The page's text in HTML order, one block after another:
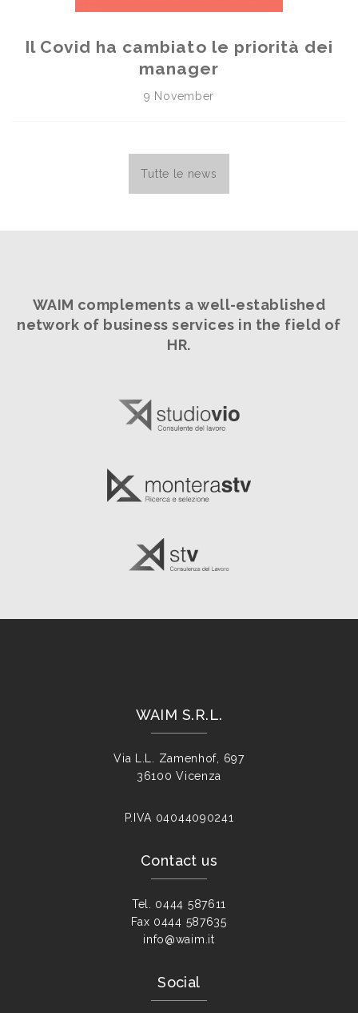
Il Covid ha cambiato le priorità dei
manager
9 November
Tutte le news
WAIM complements a well-established
network of business services in the field of
HR.
WAIM S.R.L.
Via L.L. Zamenhof, 697
36100 Vicenza
P.IVA 04044090241
Contact us
Tel. 0444 587611
Fax 0444 587635
info@waim.it
Social